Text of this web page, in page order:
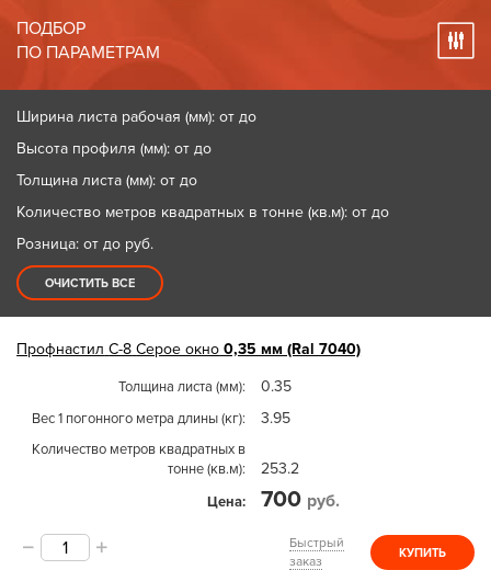
ПОДБОР
ПО ПАРАМЕТРАМ
Ширина листа рабочая (мм): от до
Высота профиля (мм): от до
Толщина листа (мм): от до
Количество метров квадратных в тонне (кв.м): от до
Розница: от до руб.
ОЧИСТИТЬ ВСЕ
Профнастил С-8 Серое окно 0,35 мм (Ral 7040)
Толщина листа (мм) 0.35
Вес 1 погонного метра длины (кг) 3.95
Количество метров квадратных в
тонне (кв.м)
253.2
Цена 700 руб.
Быстрый
заказ
КУПИТЬ